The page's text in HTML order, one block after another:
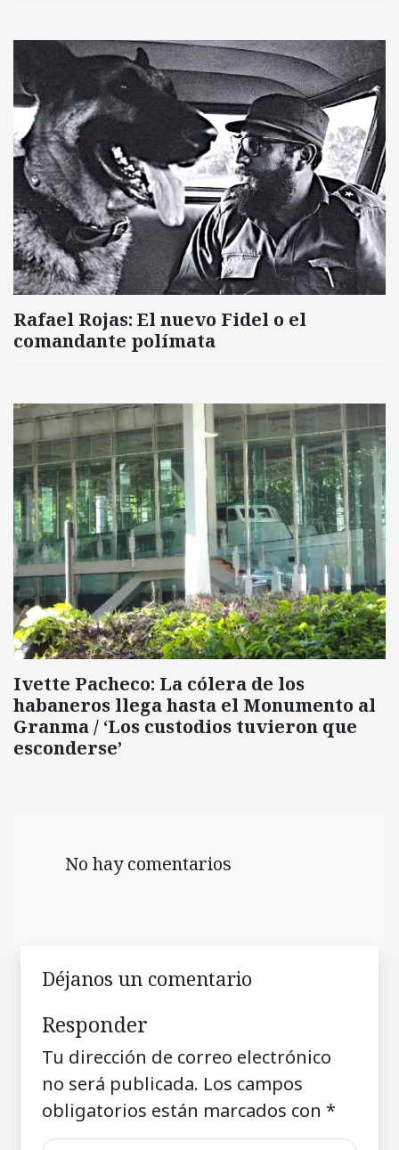
Rafael Rojas: El nuevo Fidel o el
comandante polímata
Ivette Pacheco: La cólera de los
habaneros llega hasta el Monumento al
Granma / ‘Los custodios tuvieron que
esconderse’
No hay comentarios
Déjanos un comentario
Responder
Tu dirección de correo electrónico
no será publicada. Los campos
obligatorios están marcados con *